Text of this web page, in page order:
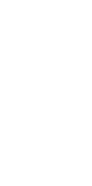
ist dann auch ein
gedacht
Al ser de
tradicional,
bien, pero es
la zona superior del